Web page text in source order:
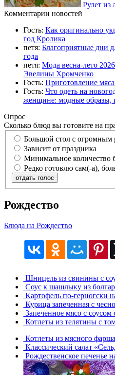
Рулет из
Комментарии новостей
Гость: Как оригинально
год Кролика
петя: Благоприятные дни
года
петя: Мода весна-лето
Эвелины Хромченко
Гость: Приготовление
Гость: Что одеть на
женщине: модные образы,
Опрос
Сколько блюд вы готовите на
Большой стол с огромным
Зависит от праздника
Минимальное количество
Редко готовлю сам(-а),
отдать голос
Рождество
Блюда на Рождество
Шницель из свинины с
Соус к шашлыку из
Картофель по-герцогски
Курица запеченная с
Запеченное мясо с соусом
Котлеты из телятины с
Котлеты из мясного
Классический салат
Рождественское печенье